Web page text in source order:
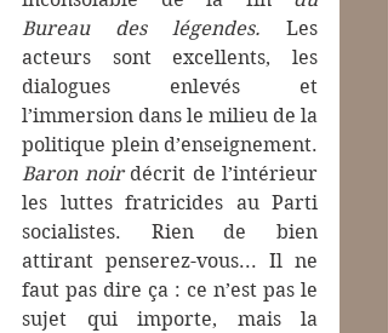
Bureau des légendes. Les
acteurs sont excellents, les
dialogues enlevés et
l’immersion dans le milieu de la
Baron noir décrit de l’intérieur
les luttes fratricides au Parti
socialistes. Rien de bien
attirant penserez-vous... Il ne
faut pas dire ça : ce n’est pas le
sujet qui importe, mais la